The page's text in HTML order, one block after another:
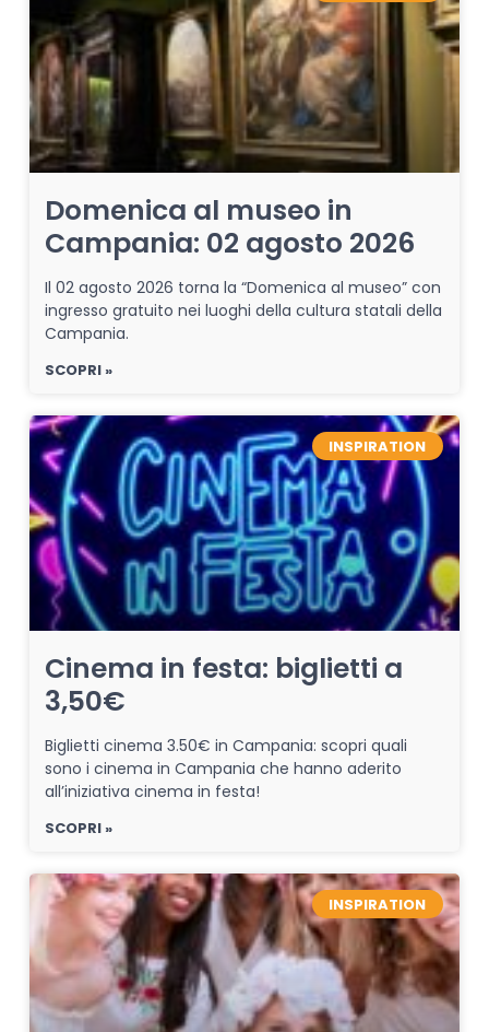
Domenica al museo in
Campania: 02 agosto 2026
Il 02 agosto 2026 torna la “Domenica al museo” con
ingresso gratuito nei luoghi della cultura statali della
Campania.
SCOPRI »
INSPIRATION
Cinema in festa: biglietti a
3,50€
Biglietti cinema 3.50€ in Campania: scopri quali
sono i cinema in Campania che hanno aderito
all’iniziativa cinema in festa!
SCOPRI »
INSPIRATION